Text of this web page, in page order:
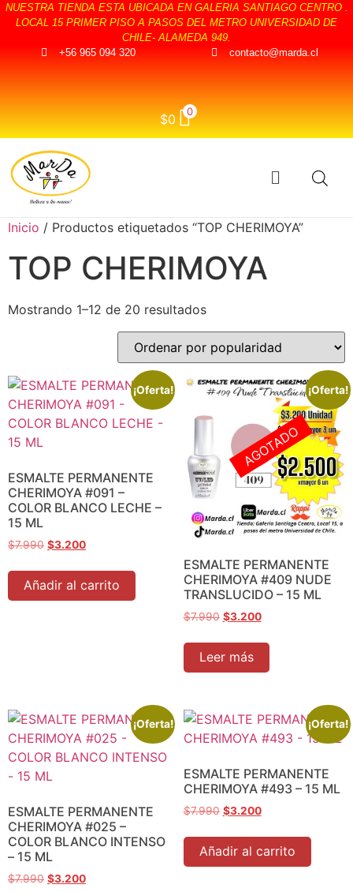
NUESTRA TIENDA ESTA UBICADA EN GALERIA SANTIAGO CENTRO .
LOCAL 15 PRIMER PISO A PASOS DEL METRO UNIVERSIDAD DE
CHILE- ALAMEDA 949.
+56 965 094 320
contacto@marda.cl
$0 0
Inicio / Productos etiquetados “TOP CHERIMOYA”
TOP CHERIMOYA
Mostrando 1–12 de 20 resultados
¡Oferta!
ESMALTE PERMANENTE
CHERIMOYA #091 –
COLOR BLANCO LECHE –
15 ML
$7.990 $3.200
Añadir al carrito
¡Oferta!
ESMALTE PERMANENTE
CHERIMOYA #409 NUDE
TRANSLUCIDO – 15 ML
$7.990 $3.200
Leer más
AGOTADO
¡Oferta!
ESMALTE PERMANENTE
CHERIMOYA #025 –
COLOR BLANCO INTENSO
– 15 ML
$7.990 $3.200
¡Oferta!
ESMALTE PERMANENTE
CHERIMOYA #493 – 15 ML
$7.990 $3.200
Añadir al carrito